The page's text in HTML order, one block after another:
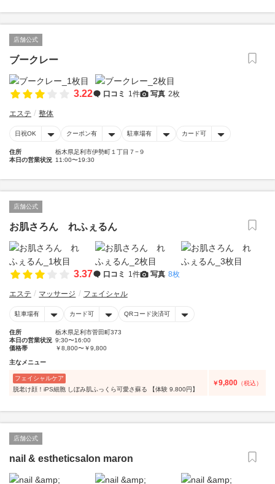
店舗公式
ブークレー
3.22 口コミ 1件 写真 2枚
エステ 整体
日祝OK クーポン有 駐車場有 カード可
住所
栃木県足利市伊勢町１丁目７−９
本日の営業状況 11:00〜19:30
店舗公式
お肌さろん れふぇるん
3.37 口コミ 1件 写真 8枚
エステ マッサージ フェイシャル
駐車場有 カード可 QRコード決済可
住所
栃木県足利市菅田町373
本日の営業状況 9:30〜16:00
価格帯
￥8,800〜￥9,800
主なメニュー
フェイシャルケア
脱老け顔！iPS細胞 しぼみ肌ふっくら可愛さ蘇る 【体験 9.800円】
￥9,800 （税込）
店舗公式
nail & estheticsalon maron